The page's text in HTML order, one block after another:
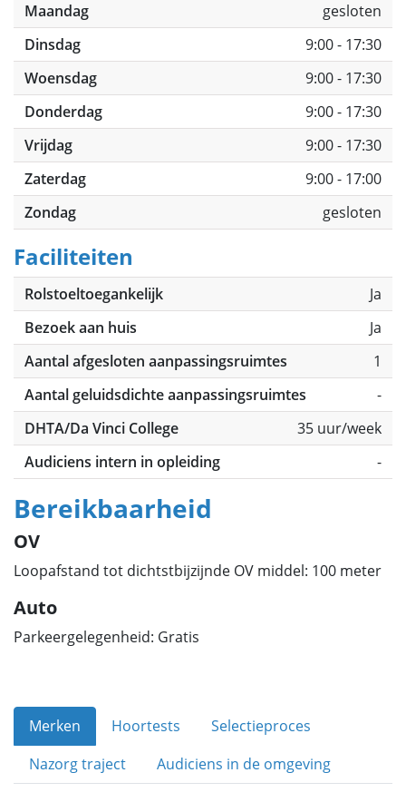
Maandag
gesloten
Dinsdag
9:00 - 17:30
Woensdag
9:00 - 17:30
Donderdag
9:00 - 17:30
Vrijdag
9:00 - 17:30
Zaterdag
9:00 - 17:00
Zondag
gesloten
Faciliteiten
Rolstoeltoegankelijk
Ja
Bezoek aan huis
Ja
Aantal afgesloten aanpassingsruimtes
1
Aantal geluidsdichte aanpassingsruimtes
-
DHTA/Da Vinci College
35 uur/week
Audiciens intern in opleiding
-
Bereikbaarheid
OV
Loopafstand tot dichtstbijzijnde OV middel: 100 meter
Auto
Parkeergelegenheid: Gratis
Merken Hoortests
Selectieproces
Nazorg traject
Audiciens in de omgeving